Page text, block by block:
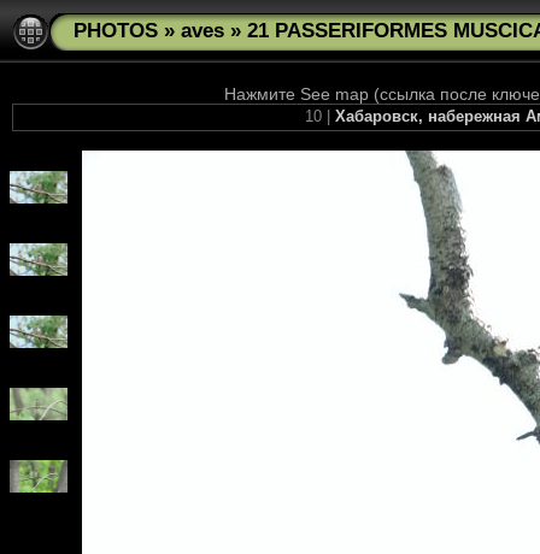
PHOTOS » aves » 21 PASSERIFORMES
Нажмите See map (ссылка после
10 | Хабаровск, набережная